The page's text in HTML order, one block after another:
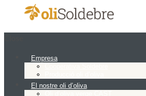
Empresa
El nostre oli d’oliva